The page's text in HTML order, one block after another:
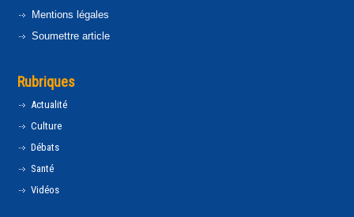
Mentions légales
Soumettre article
Rubriques
Actualité
Culture
Débats
Santé
Vidéos